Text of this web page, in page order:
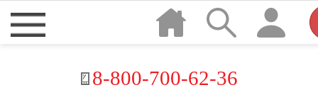
8-800-700-62-36